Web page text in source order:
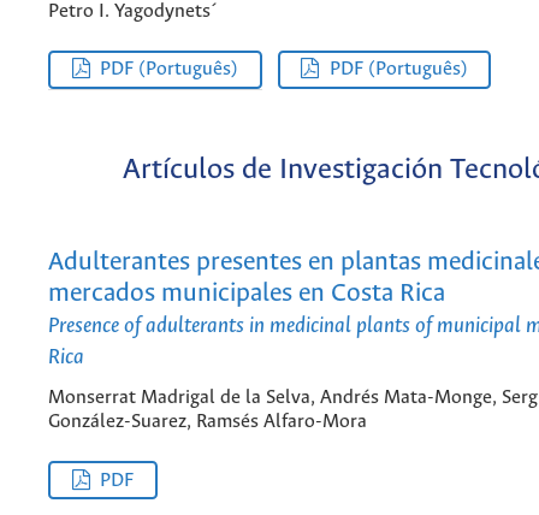
Petro I. Yagodynets´
PDF (Português) PDF (Português)
Artículos de Investigación
Adulterantes presentes en plantas
mercados municipales en Costa Rica
Presence of adulterants in medicinal plants of municipal
Rica
Monserrat Madrigal de la Selva, Andrés Mata-Monge,
González-Suarez, Ramsés Alfaro-Mora
PDF